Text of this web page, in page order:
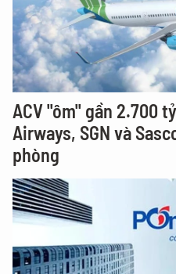
ACV "ôm" gần 2.700
Airways, SGN và
phòng